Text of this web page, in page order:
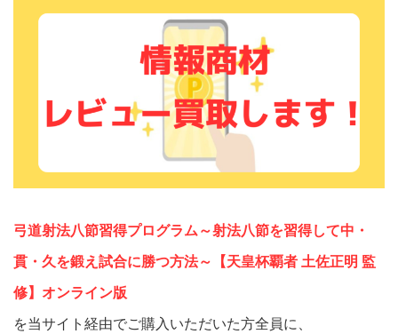
弓道射法八節習得プログラム～射法八節を習得して中・
貫・久を鍛え試合に勝つ方法～【天皇杯覇者 土佐正明 監
修】オンライン版
を当サイト経由でご購入いただいた方全員に、